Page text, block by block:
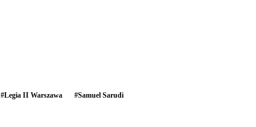
#Legia II Warszawa #Samuel Sarudi